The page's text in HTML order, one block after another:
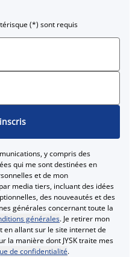
(*) sont requis
y compris des
qui me sont destinées en
et de mon
media tiers, incluant des idées
des nouveautés et des
générales concernant toute la
générales. Je retirer mon
en allant sur le site internet de
la manière dont JYSK traite mes
de confidentialité.